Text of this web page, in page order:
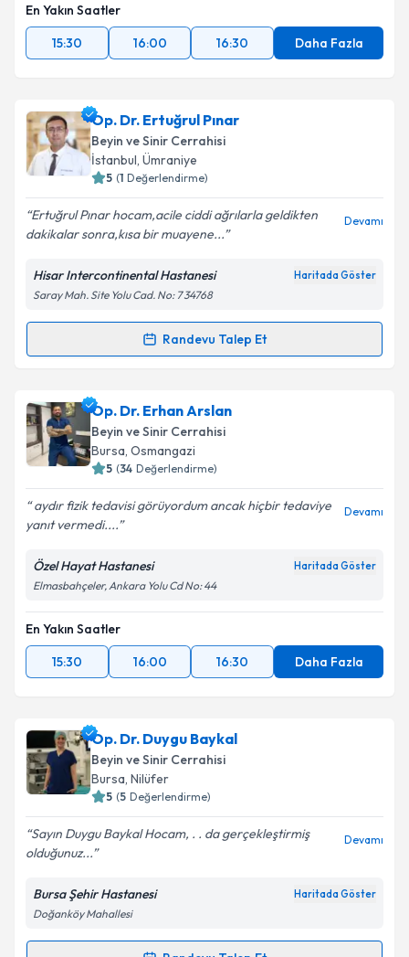
En Yakın Saatler
15:30
16:00 16:30 Daha Fazla
Op. Dr. Ertuğrul Pınar
Beyin ve Sinir Cerrahisi
İstanbul, Ümraniye
5 (1 Değerlendirme)
Ertuğrul Pınar hocam,acile ciddi ağrılarla geldikten
dakikalar sonra,kısa bir muayene...
Devamı
Hisar Intercontinental Hastanesi Haritada Göster
Saray Mah. Site Yolu Cad. No: 7 34768
Randevu Talep Et
Randevu Takvimi Talebi
Op. Dr. Ertuğrul Pınariçin randevu takvimi talebi
oluşturun. Size bu uzmandan randevu almanız için bir
takvim hazırlandığında e-posta ile bilgilendireceğiz.
Kişisel verilerimin işlenmesine ilişkin
Aydınlatma
Metni'ni okudum ve kişisel verilerimin belirtilen
kapsamda işlenmesini kabul ediyorum.
Takvim Talebini Gönder
Op. Dr. Erhan Arslan
Beyin ve Sinir Cerrahisi
Bursa, Osmangazi
5 (34 Değerlendirme)
aydır fizik tedavisi görüyordum ancak hiçbir tedaviye
yanıt vermedi....
Devamı
Özel Hayat Hastanesi Haritada Göster
Elmasbahçeler, Ankara Yolu Cd No: 44
En Yakın Saatler
15:30
16:00 16:30 Daha Fazla
Op. Dr. Duygu Baykal
Beyin ve Sinir Cerrahisi
Bursa, Nilüfer
5 (5 Değerlendirme)
Sayın Duygu Baykal Hocam, . . da gerçekleştirmiş
olduğunuz...
Devamı
Bursa Şehir Hastanesi Haritada Göster
Doğanköy Mahallesi